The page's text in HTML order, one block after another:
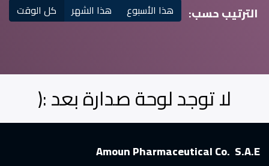
الترتيب حسب: هذا الأسبوع هذا الشهر كل الوقت
لا توجد لوحة صدارة بعد :(
Amoun Pharmaceutical Co. S.A.E